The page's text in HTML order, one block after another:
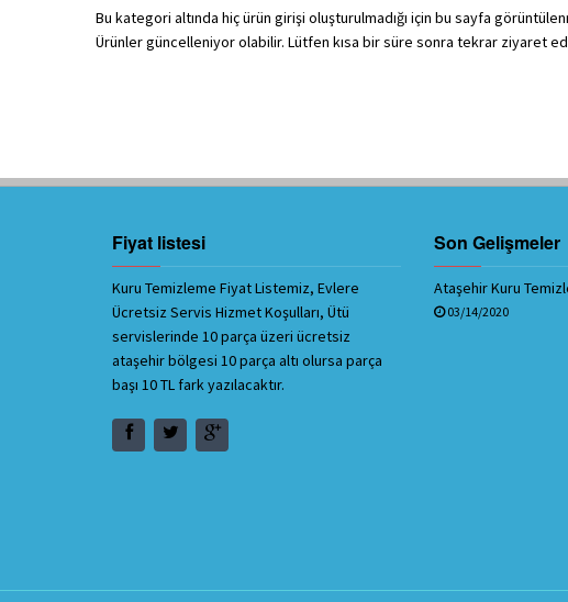
Bu kategori altında hiç ürün girişi oluşturulmadığı için bu sayfa
Ürünler güncelleniyor olabilir. Lütfen kısa bir süre sonra tekrar ziyaret
Fiyat listesi
Kuru Temizleme Fiyat Listemiz, Evlere
Ücretsiz Servis Hizmet Koşulları, Ütü
servislerinde 10 parça üzeri ücretsiz
ataşehir bölgesi 10 parça altı olursa parça
başı 10 TL fark yazılacaktır.
Son Gelişmeler
Ataşehir Kuru
03/14/2020